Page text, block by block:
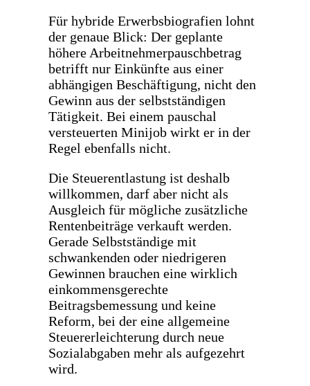
Für hybride Erwerbsbiografien lohnt
der genaue Blick: Der geplante
höhere Arbeitnehmerpauschbetrag
betrifft nur Einkünfte aus einer
abhängigen Beschäftigung, nicht den
Gewinn aus der selbstständigen
Tätigkeit. Bei einem pauschal
versteuerten Minijob wirkt er in der
Regel ebenfalls nicht.
Die Steuerentlastung ist deshalb
willkommen, darf aber nicht als
Ausgleich für mögliche zusätzliche
Rentenbeiträge verkauft werden.
Gerade Selbstständige mit
schwankenden oder niedrigeren
Gewinnen brauchen eine wirklich
einkommensgerechte
Beitragsbemessung und keine
Reform, bei der eine allgemeine
Steuererleichterung durch neue
Sozialabgaben mehr als aufgezehrt
wird.